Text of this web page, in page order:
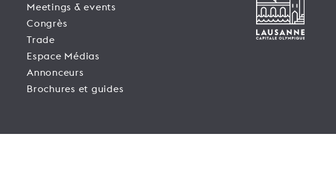
Meetings & events
Congrès
Trade
Espace Médias
Annonceurs
Brochures et guides